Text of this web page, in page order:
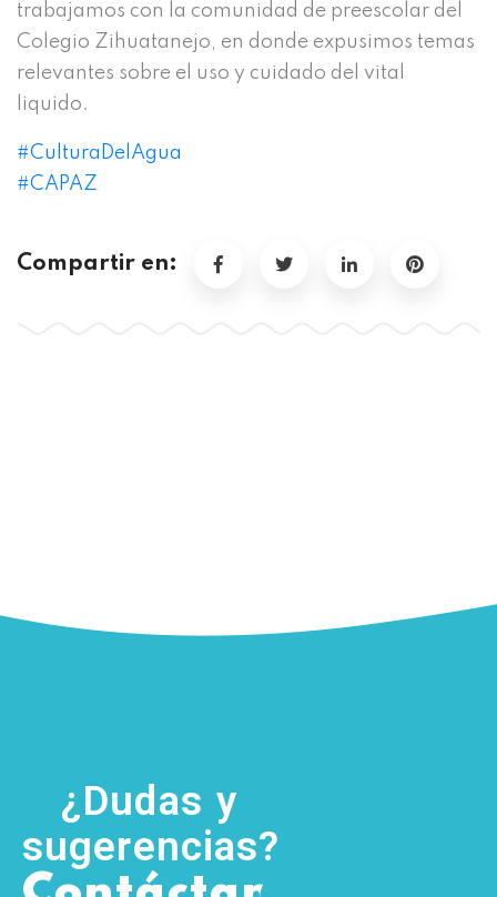
trabajamos con la comunidad de preescolar del
Colegio Zihuatanejo, en donde expusimos temas
relevantes sobre el uso y cuidado del vital
liquido.
#CulturaDelAgua
#CAPAZ
Compartir en:
¿Dudas y
sugerencias?